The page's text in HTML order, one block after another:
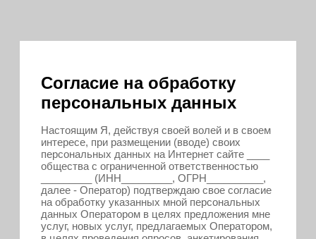
Согласие на обработку
персональных данных
Настоящим Я, действуя своей волей и в своем
интересе, при размещении (вводе) своих
персональных данных на Интернет сайте ____
общества с ограниченной ответственностью
_________ (ИНН_________, ОГРН__________,
далее - Оператор) подтверждаю свое согласие
на обработку указанных мной персональных
данных Оператором в целях предложения мне
услуг, новых услуг, предлагаемых Оператором,